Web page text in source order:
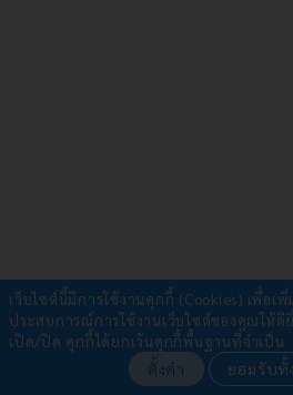
รับชำระผ่าน
เว็บไซต์นี้มีการใช้งานคุกกี้ (Cookies) เพื่อ
ประสบการณ์การใช้งานเว็บไซต์ของคุณให้ดี
เปิด/ปิด คุกกี้ได้ยกเว้นคุกกี้พื้นฐานที่จำเป็น
ตั้งค่า ยอมรับทั้